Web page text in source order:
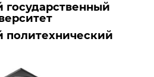
государственный
политехнический